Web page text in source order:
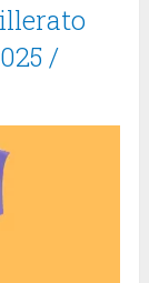
/